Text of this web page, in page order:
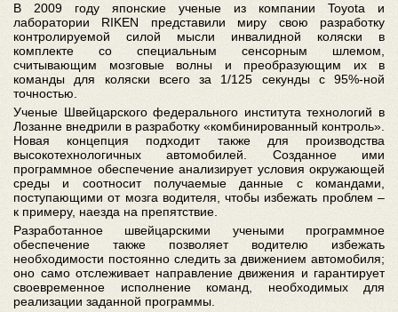
В 2009 году японские ученые из компании Toyota и
лаборатории RIKEN представили миру свою разработку
контролируемой силой мысли инвалидной коляски в
комплекте со специальным сенсорным шлемом,
считывающим мозговые волны и преобразующим их в
команды для коляски всего за 1/125 секунды с 95%-ной
точностью.
Ученые Швейцарского федерального института технологий в
Лозанне внедрили в разработку «комбинированный контроль».
Новая концепция подходит также для производства
высокотехнологичных автомобилей. Созданное ими
программное обеспечение анализирует условия окружающей
среды и соотносит получаемые данные с командами,
поступающими от мозга водителя, чтобы избежать проблем –
к примеру, наезда на препятствие.
Разработанное швейцарскими учеными программное
обеспечение также позволяет водителю избежать
необходимости постоянно следить за движением автомобиля;
оно само отслеживает направление движения и гарантирует
своевременное исполнение команд, необходимых для
реализации заданной программы.